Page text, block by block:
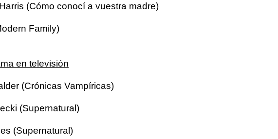
(Cómo conocí a vuestra madre)
Family)
en televisión
(Crónicas Vampíricas)
(Supernatural)
(Supernatural)